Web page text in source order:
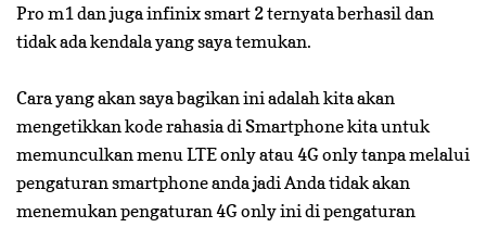
Pro m1 dan juga infinix smart 2 ternyata berhasil dan
tidak ada kendala yang saya temukan.
Cara yang akan saya bagikan ini adalah kita akan
mengetikkan kode rahasia di Smartphone kita untuk
memunculkan menu LTE only atau 4G only tanpa melalui
pengaturan smartphone anda jadi Anda tidak akan
menemukan pengaturan 4G only ini di pengaturan